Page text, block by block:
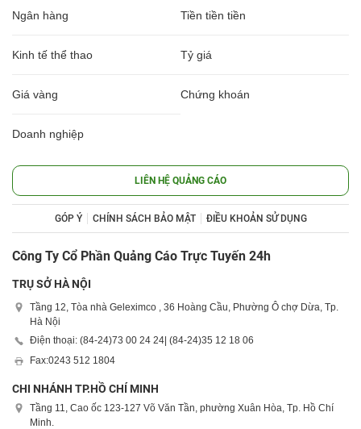
Ngân hàng Tiền tiền tiền
Kinh tế thể thao Tỷ giá
Giá vàng Chứng khoán
Doanh nghiệp
LIÊN HỆ QUẢNG CÁO
GÓP Ý CHÍNH SÁCH BẢO MẬT ĐIỀU KHOẢN SỬ DỤNG
Công Ty Cổ Phần Quảng Cáo Trực Tuyến 24h
TRỤ SỞ HÀ NỘI
Tầng 12, Tòa nhà Geleximco , 36 Hoàng Cầu, Phường Ô chợ Dừa, Tp.
Hà Nội
Điện thoại: (84-24)73 00 24 24| (84-24)35 12 18 06
Fax:0243 512 1804
CHI NHÁNH TP.HỒ CHÍ MINH
Tầng 11, Cao ốc 123-127 Võ Văn Tần, phường Xuân Hòa, Tp. Hồ Chí
Minh.